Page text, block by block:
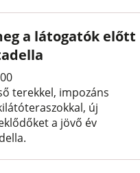
a látogatók előtt
terekkel, impozáns
új
a jövő év